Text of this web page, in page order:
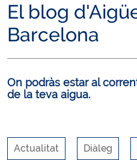
El blog
Barcelona
On podràs estar al
de la teva aigua.
Actualitat Diàleg